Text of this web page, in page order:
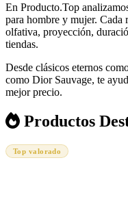
En Producto.Top
para hombre y mujer.
olfativa, proyección,
tiendas.
Desde clásicos eternos
como Dior Sauvage, te
mejor precio.
Productos
Top valorado